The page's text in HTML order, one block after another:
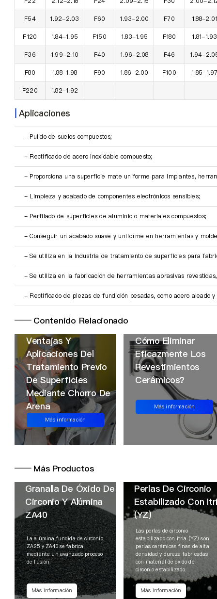
F54 1.92-2.03 F60 1.93-2.00 F70 1.88-
F120 1.84-1.95 F150 1.83-1.95 F180 1.81-1.93
F36 1.99-2.10 F40 1.96-2.08 F46 1.94-
F80 1.88-1.98 F90 1.86-2.00 F100 1.85-
F220 1.82-1.92
|Aplicaciones
- Pulido de suelos compuestos;
- Rectificado de acero inoxidable compuesto;
- Proporciona una superficie mate uniforme para implantes,
- Limpieza y acabado de componentes electrónicos sensibles;
- Perfilado de superficies de aluminio o materiales compuestos;
- Conseguir un acabado suave y uniforme en herramientas y
- Se utiliza en la industria de tratamiento de superficies para
- Se utiliza en la fabricación de herramientas abrasivas
- Rectificado de piezas de fundición pesadas, como acero aleado y
━━Contenido Relacionado
Ventajas Y
Aplicaciones Del
Tratamiento Previo
De Superficies
Mediante Chorro De
Arena
Más información
Cómo Eliminar
Eficazmente Los
Revestimientos
Cerámicos？
Más información
━━Más Productos
Granalla De Óxido De
Circonio Y Alúmina
ZA40
La alúmina fundida de circonio
ZA25 y ZA40 se fabrica
mediante un avanzado proceso
de fusión.
Más información
Perlas De Circonio
Estabilizado Con
(YZ)
Las perlas de circonio
estabilizado con itria (YZ) son
perlas cerámicas finas de alta
densidad y dureza fabricadas
con material de óxido de
circonio estabilizado.
Más información